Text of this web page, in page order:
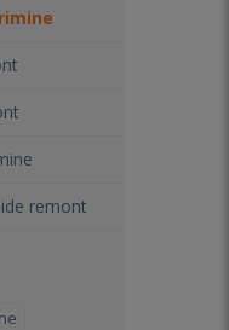
remont